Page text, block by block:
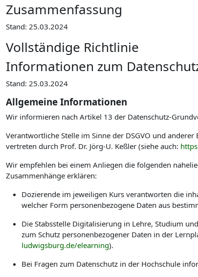
Zusammenfassung
Stand: 25.03.2024
Vollständige Richtlinie
Informationen zum
Stand: 25.03.2024
Allgemeine Informationen
Wir informieren nach Artikel 13 der Datenschutz-
Verantwortliche Stelle im Sinne der DSGVO und
vertreten durch Prof. Dr. Jörg-U. Keßler (siehe auch:
Wir empfehlen bei einem Anliegen die folgenden
Zusammenhänge erklären:
Dozierende im jeweiligen Kurs verantworten die
welcher Form personenbezogene Daten aus
Die Stabsstelle Digitalisierung in Lehre, Studium
zum Schutz personenbezogener Daten in der
ludwigsburg.de/elearning).
Bei Fragen zum Datenschutz in der Hochschule